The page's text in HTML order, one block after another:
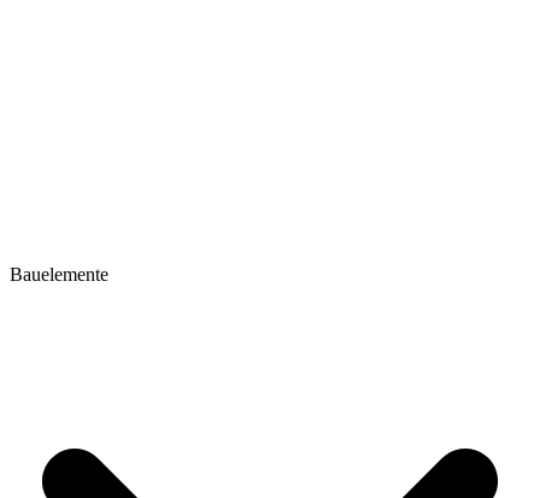
Bauelemente